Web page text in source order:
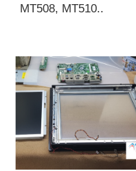
MT508, MT510..